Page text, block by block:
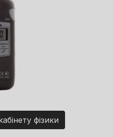
фізики